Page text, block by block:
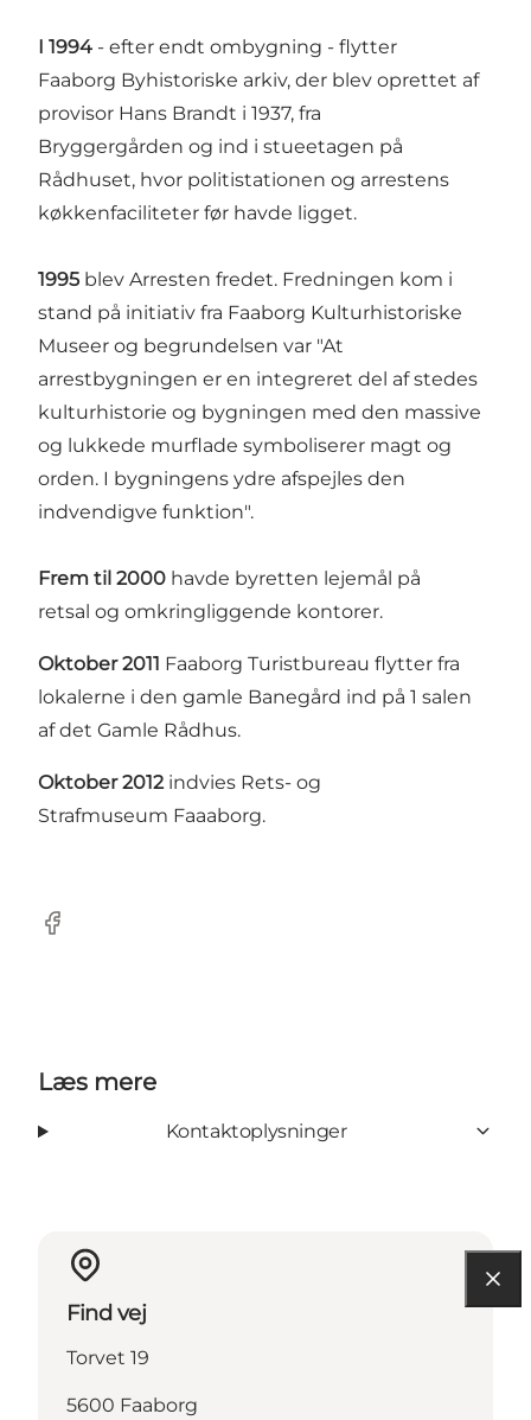
I 1994 - efter endt ombygning - flytter
Faaborg Byhistoriske arkiv, der blev oprettet af
provisor Hans Brandt i 1937, fra
Bryggergården og ind i stueetagen på
Rådhuset, hvor politistationen og arrestens
køkkenfaciliteter før havde ligget.
1995 blev Arresten fredet. Fredningen kom i
stand på initiativ fra Faaborg Kulturhistoriske
Museer og begrundelsen var "At
arrestbygningen er en integreret del af stedes
kulturhistorie og bygningen med den massive
og lukkede murflade symboliserer magt og
orden. I bygningens ydre afspejles den
indvendigve funktion".
Frem til 2000 havde byretten lejemål på
retsal og omkringliggende kontorer.
Oktober 2011 Faaborg Turistbureau flytter fra
lokalerne i den gamle Banegård ind på 1 salen
af det Gamle Rådhus.
Oktober 2012indvies Rets- og
Strafmuseum Faaaborg.
Facebook
Læs mere
Kontaktoplysninger
Find vej
Torvet 19
5600 Faaborg